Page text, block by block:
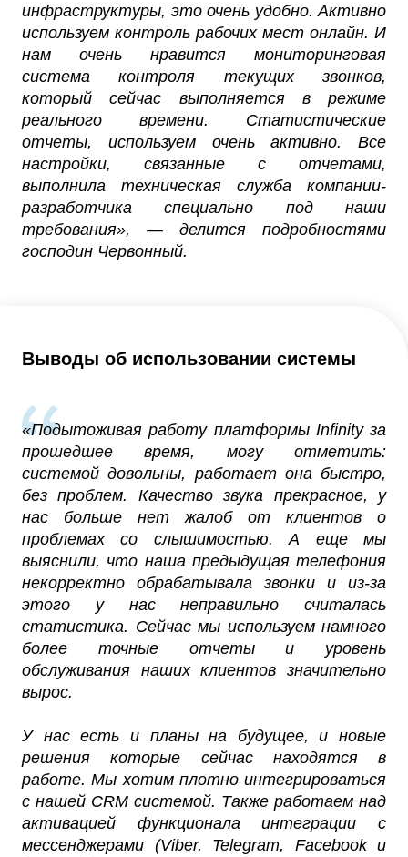
инфраструктуры, это очень удобно. Активно
используем контроль рабочих мест онлайн. И
нам очень нравится мониторинговая
система контроля текущих звонков,
который сейчас выполняется в режиме
реального времени. Статистические
отчеты, используем очень активно. Все
настройки, связанные с отчетами,
выполнила техническая служба компании-
разработчика специально под наши
требования», — делится подробностями
господин Червонный.
Выводы об использовании системы
«Подытоживая работу платформы Infinity за
прошедшее время, могу отметить:
системой довольны, работает она быстро,
без проблем. Качество звука прекрасное, у
нас больше нет жалоб от клиентов о
проблемах со слышимостью. А еще мы
выяснили, что наша предыдущая телефония
некорректно обрабатывала звонки и из-за
этого у нас неправильно считалась
статистика. Сейчас мы используем намного
более точные отчеты и уровень
обслуживания наших клиентов значительно
вырос.
У нас есть и планы на будущее, и новые
решения которые сейчас находятся в
работе. Мы хотим плотно интегрироваться
с нашей CRM системой. Также работаем над
активацией функционала интеграции с
мессенджерами (Viber, Telegram, Facebook и